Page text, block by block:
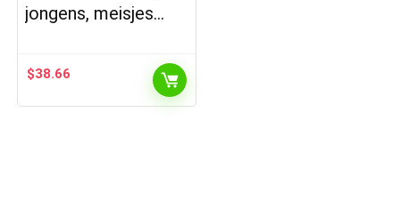
jongens, meisjes…
$38.66